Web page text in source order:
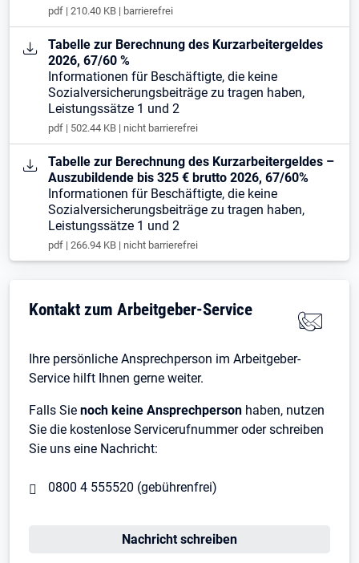
pdf | 210.40 KB | barrierefrei
Öffnet in neuem Tab
Tabelle zur Berechnung des Kurzarbeitergeldes
2026, 67/60 %
Informationen für Beschäftigte, die keine
Sozialversicherungsbeiträge zu tragen haben,
Leistungssätze 1 und 2
pdf | 502.44 KB | nicht barrierefrei
Öffnet in neuem Tab
Tabelle zur Berechnung des Kurzarbeitergeldes –
Auszubildende bis 325 € brutto 2026, 67/60%
Informationen für Beschäftigte, die keine
Sozialversicherungsbeiträge zu tragen haben,
Leistungssätze 1 und 2
pdf | 266.94 KB | nicht barrierefrei
Kontakt zum Arbeitgeber-Service
Ihre persönliche Ansprechperson im Arbeitgeber-
Service hilft Ihnen gerne weiter.
Falls Sie noch keine Ansprechperson haben, nutzen
Sie die kostenlose Servicerufnummer oder schreiben
Sie uns eine Nachricht:
0800 4 555520 (gebührenfrei)
Nachricht schreiben